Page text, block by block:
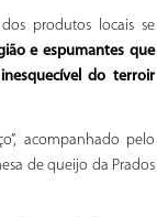
produtos locais se
e espumantes que
do terroir
acompanhado pelo
de queijo da Prados